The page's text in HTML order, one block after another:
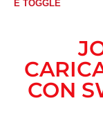
E TOGGLE
CON